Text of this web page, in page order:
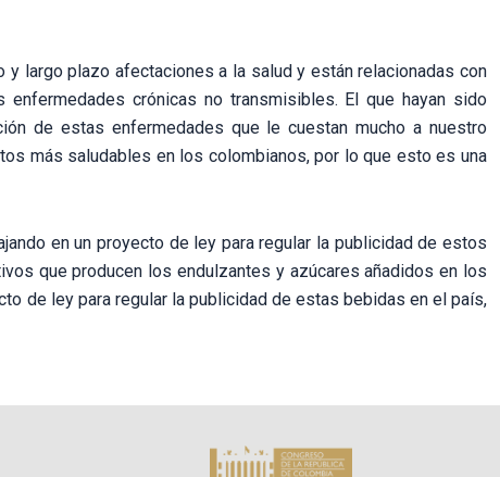
largo plazo afectaciones a la salud y están relacionadas con
crónicas no transmisibles. El que hayan sido
de estas enfermedades que le cuestan mucho a nuestro
más saludables en los colombianos, por lo que esto es una
en un proyecto de ley para regular la publicidad de estos
que producen los endulzantes y azúcares añadidos en los
de ley para regular la publicidad de estas bebidas en el país,